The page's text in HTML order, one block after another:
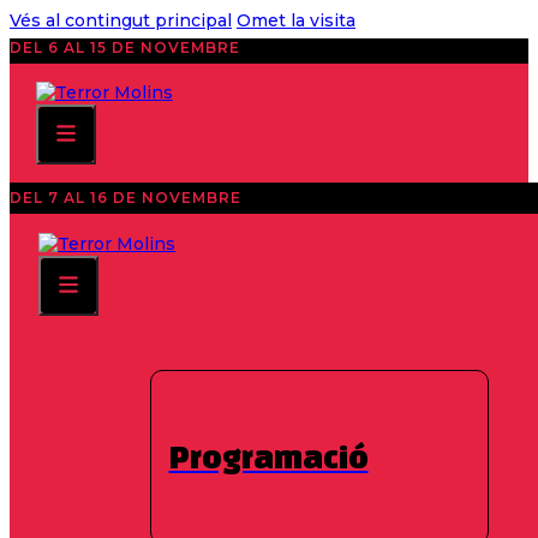
Vés al contingut principal Omet la visita
DEL 6 AL 15 DE NOVEMBRE
DEL 7 AL 16 DE NOVEMBRE
Programació
Molins de Rei